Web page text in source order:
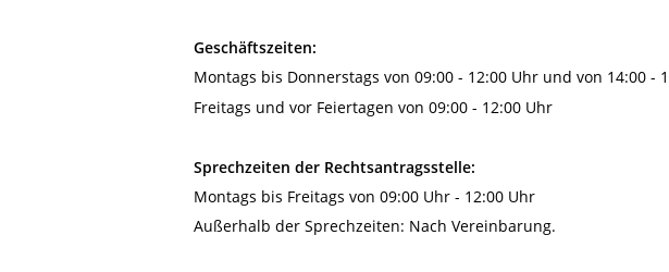
Geschäftszeiten:
Montags bis Donnerstags von 09:00 - 12:00 Uhr und von 14:00 -
Freitags und vor Feiertagen von 09:00 - 12:00 Uhr
Sprechzeiten der Rechtsantragsstelle:
Montags bis Freitags von 09:00 Uhr - 12:00 Uhr
Außerhalb der Sprechzeiten: Nach Vereinbarung.